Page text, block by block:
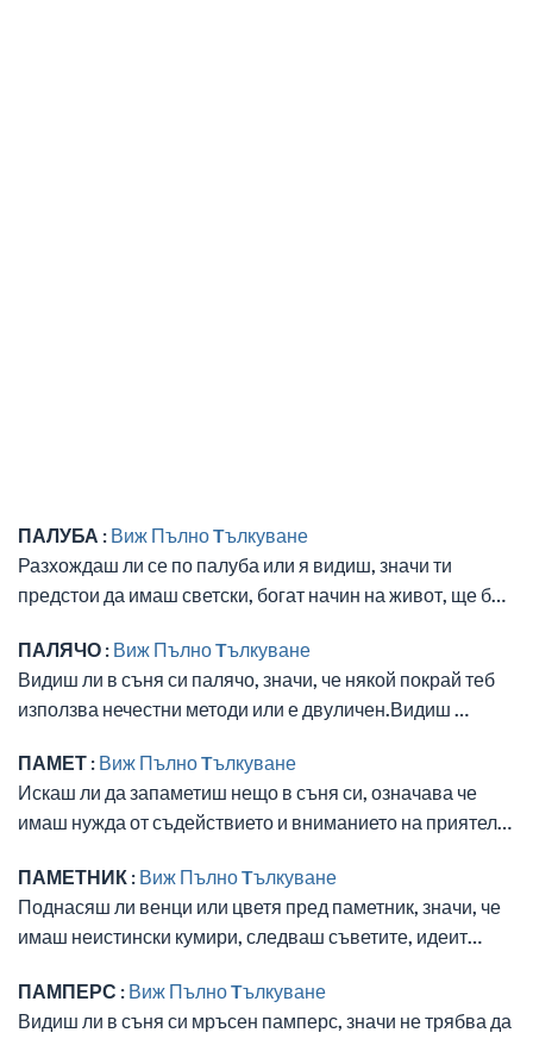
ПАЛУБА : Виж Пълно Tълкуване
Разхождаш ли се по палуба или я видиш, значи ти
предстои да имаш светски, богат начин на живот, ще б…
ПАЛЯЧО : Виж Пълно Tълкуване
Видиш ли в съня си палячо, значи, че някой покрай теб
използва нечестни методи или е двуличен.Видиш …
ПАМЕТ : Виж Пълно Tълкуване
Искаш ли да запаметиш нещо в съня си, означава че
имаш нужда от съдействието и вниманието на приятел…
ПАМЕТНИК : Виж Пълно Tълкуване
Поднасяш ли венци или цветя пред паметник, значи, че
имаш неистински кумири, следваш съветите, идеит…
ПАМПЕРС : Виж Пълно Tълкуване
Видиш ли в съня си мръсен памперс, значи не трябва да